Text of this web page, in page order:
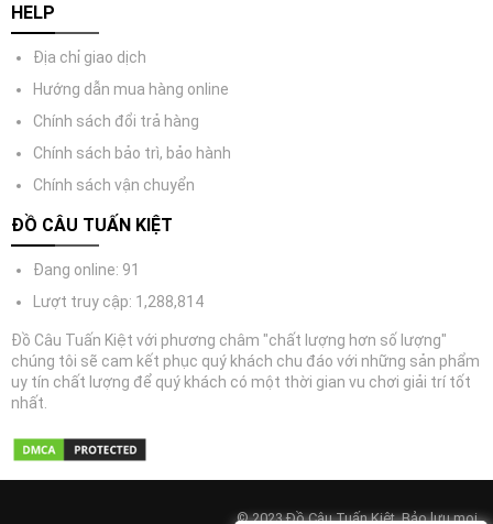
HELP
Địa chỉ giao dịch
Hướng dẫn mua hàng online
Chính sách đổi trả hàng
Chính sách bảo trì, bảo hành
Chính sách vận chuyển
ĐỒ CÂU TUẤN KIỆT
Đang online: 91
Lượt truy cập: 1,288,814
Đồ Câu Tuấn Kiệt với phương châm "chất lượng hơn số lượng"
chúng tôi sẽ cam kết phục quý khách chu đáo với những sản phẩm
uy tín chất lượng để quý khách có một thời gian vu chơi giải trí tốt
nhất.
© 2023 Đồ Câu Tuấn Kiệt. Bảo lưu mọi